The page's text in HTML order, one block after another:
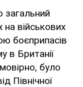
загальний
військових
боєприпасів
в Британії
було
Північної